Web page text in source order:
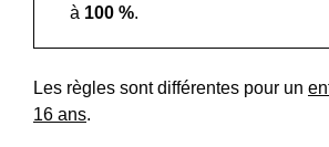
à 100 %.
Les règles sont différentes pour un
16 ans.